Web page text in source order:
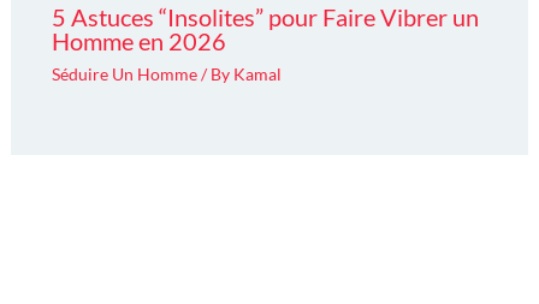
5 Astuces “Insolites” pour Faire Vibrer un
Homme en 2026
Séduire Un Homme/ By Kamal